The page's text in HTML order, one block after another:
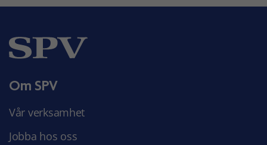
Om SPV
Vår verksamhet
Jobba hos oss